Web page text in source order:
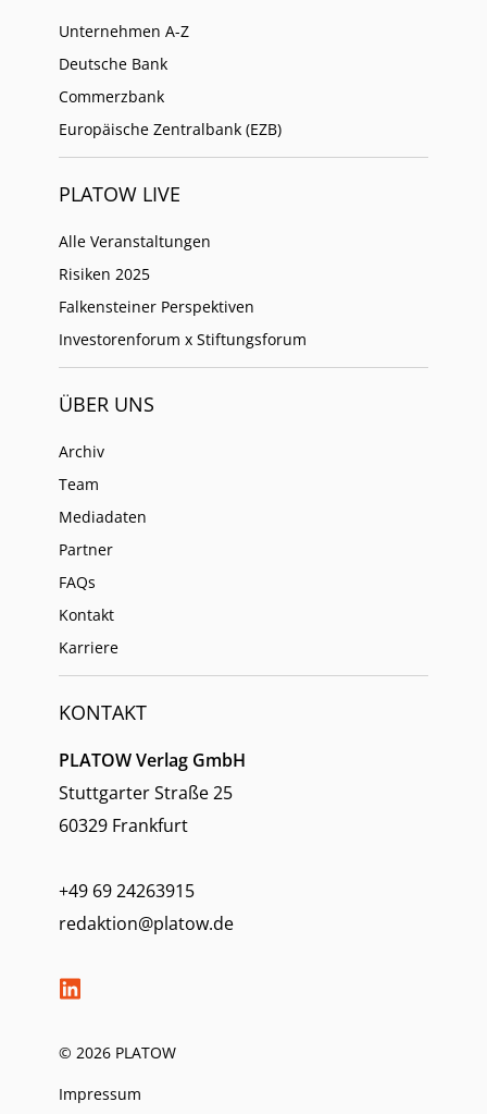
Unternehmen A-Z
Deutsche Bank
Commerzbank
Europäische Zentralbank (EZB)
PLATOW LIVE
Alle Veranstaltungen
Risiken 2025
Falkensteiner Perspektiven
Investorenforum x Stiftungsforum
ÜBER UNS
Archiv
Team
Mediadaten
Partner
FAQs
Kontakt
Karriere
KONTAKT
PLATOW Verlag GmbH
Stuttgarter Straße 25
60329 Frankfurt
+49 69 24263915
redaktion@platow.de
© 2026 PLATOW
Impressum